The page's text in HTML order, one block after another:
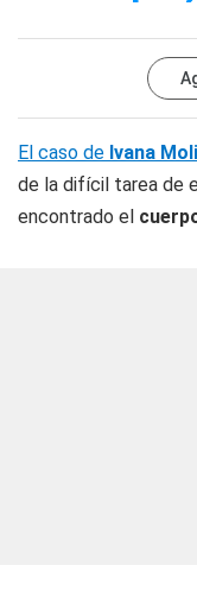
El caso de Ivana
de la difícil tarea de
encontrado el